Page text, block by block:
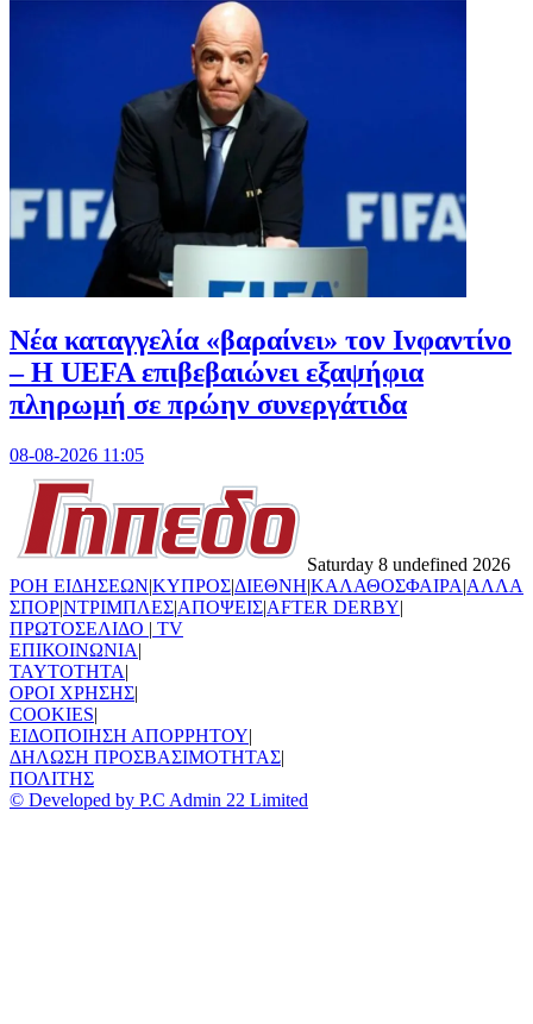
Νέα καταγγελία «βαραίνει» τον Ινφαντίνο
– Η UEFA επιβεβαιώνει εξαψήφια
πληρωμή σε πρώην συνεργάτιδα
08-08-2026 11:05
Saturday 8 undefined 2026
ΡΟΗ ΕΙΔΗΣΕΩΝ|ΚΥΠΡΟΣ|ΔΙΕΘΝΗ|ΚΑΛΑΘΟΣΦΑΙΡΑ|ΑΛΛΑ
ΣΠΟΡ|ΝΤΡΙΜΠΛΕΣ|ΑΠΟΨΕΙΣ|AFTER DERBY|
ΠΡΩΤΟΣΕΛΙΔΟ | TV
ΕΠΙΚΟΙΝΩΝΙΑ|
TAYTOTHTA|
ΟΡΟΙ ΧΡΗΣΗΣ|
COOKIES|
ΕΙΔΟΠΟΙΗΣΗ ΑΠΟΡΡΗΤΟΥ|
ΔΗΛΩΣΗ ΠΡΟΣΒΑΣΙΜΟΤΗΤΑΣ|
ΠΟΛΙΤΗΣ
© Developed by P.C Admin 22 Limited